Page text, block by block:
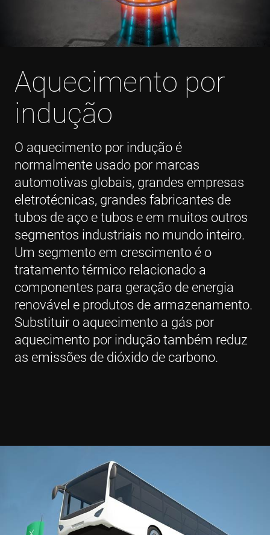
Aquecimento por
indução
O aquecimento por indução é
normalmente usado por marcas
automotivas globais, grandes empresas
eletrotécnicas, grandes fabricantes de
tubos de aço e tubos e em muitos outros
segmentos industriais no mundo inteiro.
Um segmento em crescimento é o
tratamento térmico relacionado a
componentes para geração de energia
renovável e produtos de armazenamento.
Substituir o aquecimento a gás por
aquecimento por indução também reduz
as emissões de dióxido de carbono.